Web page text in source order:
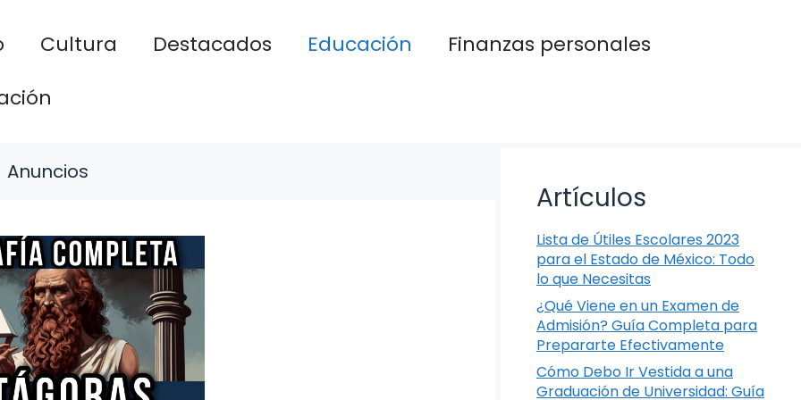
Cultura Destacados Educación
Finanzas personales
Anuncios
Artículos
Lista de Útiles Escolares 2023
para el Estado de México: Todo
lo que Necesitas
¿Qué Viene en un Examen de
Admisión? Guía Completa para
Prepararte Efectivamente
Cómo Debo Ir Vestida a una
Graduación de Universidad: Guía